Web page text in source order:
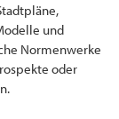
und
Normenwerke
oder